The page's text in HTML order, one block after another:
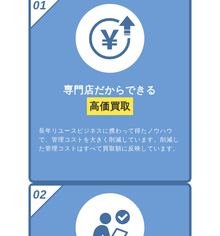
専門店だからできる
高価買取
長年リユースビジネスに携わって得たノウハウ
で、管理コストを大きく削減しています。削減し
た管理コストはすべて買取額に反映しています。